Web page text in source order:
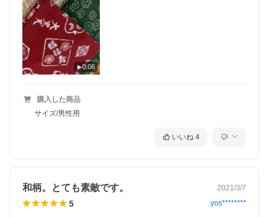
0:06
購入した商品
サイズ/男性用
いいね 4
和柄。とても素敵です。 2021/3/7
5 yos********